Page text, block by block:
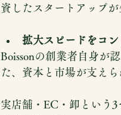
資したスタートアップが
拡大スピードをコン
Boissonの創業者自身が
た、資本と市場が支え
実店舗・EC・卸という